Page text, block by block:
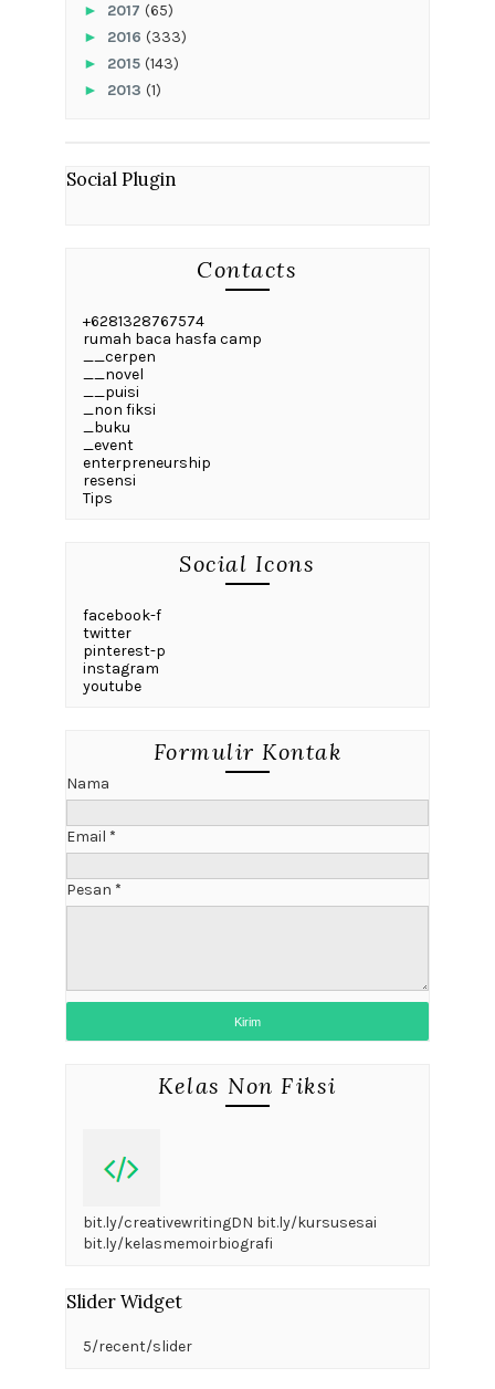
► 2017 (65)
► 2016 (333)
► 2015 (143)
► 2013 (1)
Social Plugin
Contacts
+6281328767574
rumah baca hasfa camp
__cerpen
__novel
__puisi
_non fiksi
_buku
_event
enterpreneurship
resensi
Tips
Social Icons
facebook-f
twitter
pinterest-p
instagram
youtube
Formulir Kontak
Nama
Email *
Pesan *
Kelas Non Fiksi
bit.ly/creativewritingDN bit.ly/kursusesai
bit.ly/kelasmemoirbiografi
Slider Widget
5/recent/slider